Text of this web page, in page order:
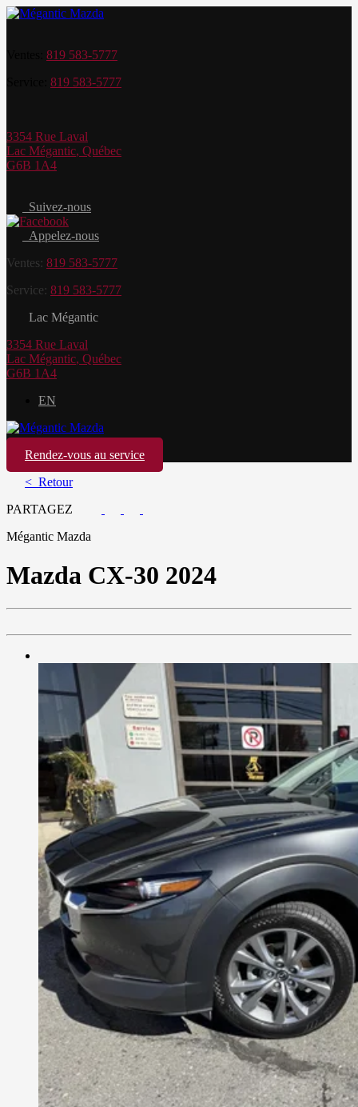
819 583-5777
819 583-5777
3354 Rue Laval
Lac Mégantic, Québec
G6B 1A4
Suivez-nous
Appelez-nous
Ventes: 819 583-5777
Service: 819 583-5777
Lac Mégantic
3354 Rue Laval
Lac Mégantic, Québec
G6B 1A4
EN
Rendez-vous au service
< Retour
PARTAGEZ
Mégantic Mazda
Mazda CX-30 2024